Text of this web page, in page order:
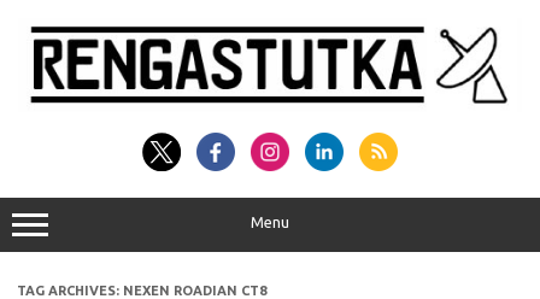
content
Menu
TAG ARCHIVES: NEXEN ROADIAN CT8